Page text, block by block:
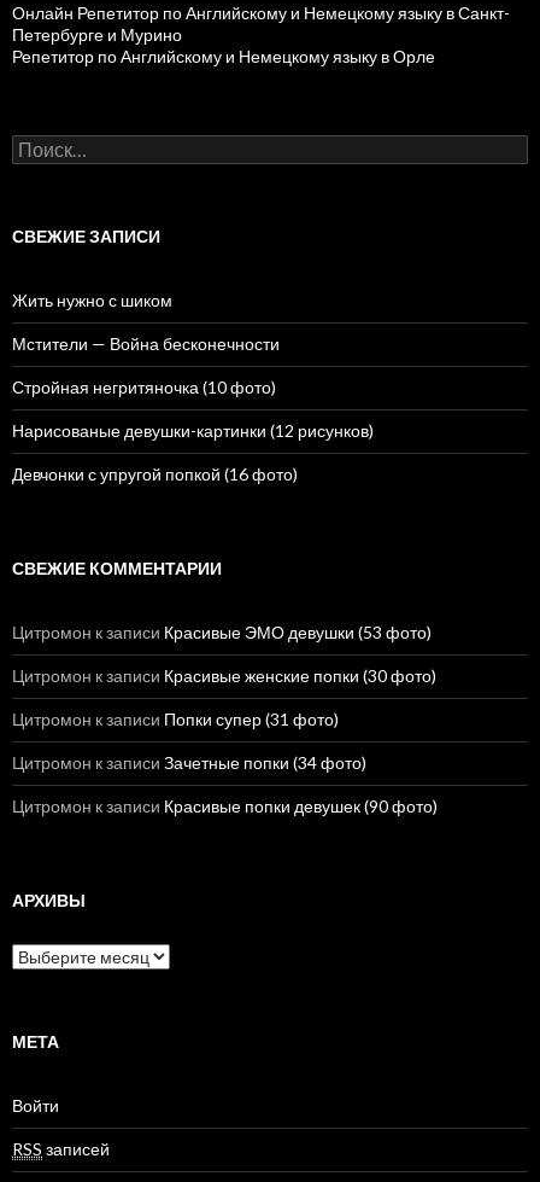
Онлайн Репетитор по Английскому и Немецкому языку в Санкт-
Петербурге и Мурино
Репетитор по Английскому и Немецкому языку в Орле
Н
а
и
СВЕЖИЕ ЗАПИСИ
Жить нужно с шиком
Мстители — Война бесконечности
Стройная негритяночка (10 фото)
Нарисованые девушки-картинки (12 рисунков)
Девчонки с упругой попкой (16 фото)
СВЕЖИЕ КОММЕНТАРИИ
Цитромон к записи Красивые ЭМО девушки (53 фото)
Цитромон к записи Красивые женские попки (30 фото)
Цитромон к записи Попки супер (31 фото)
Цитромон к записи Зачетные попки (34 фото)
Цитромон к записи Красивые попки девушек (90 фото)
АРХИВЫ
А
р
в
МЕТА
Войти
RSS записей